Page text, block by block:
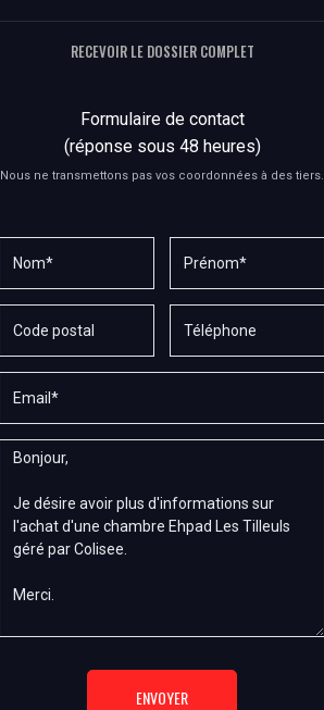
RECEVOIR LE DOSSIER COMPLET
Formulaire de contact
(réponse sous 48 heures)
Nous ne transmettons pas vos coordonnées à des tiers.
ENVOYER